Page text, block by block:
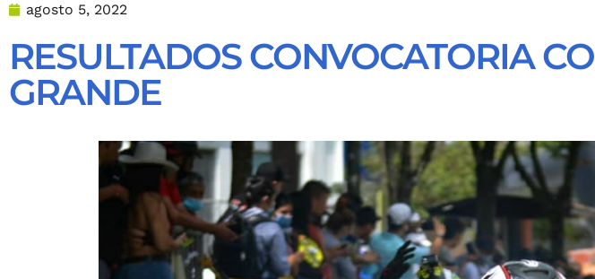
agosto 5, 2022
RESULTADOS CONVOCATORIA
GRANDE